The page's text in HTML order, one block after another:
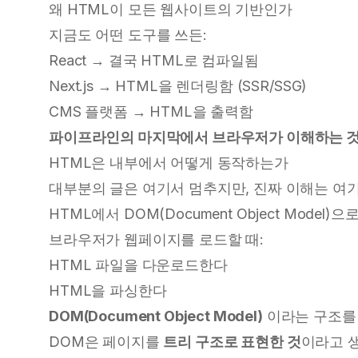
왜 HTML이 모든 웹사이트의 기반인가
지금도 어떤 도구를 쓰든:
React → 결국 HTML로 컴파일됨
Next.js → HTML을 렌더링함 (SSR/SSG)
CMS 플랫폼 → HTML을 출력함
파이프라인의 마지막에서 브라우저가 이해하는
HTML은 내부에서 어떻게 동작하는가
대부분의 글은 여기서 멈추지만, 진짜 이해는 여
HTML에서 DOM(Document Object Model)으
브라우저가 웹페이지를 로드할 때:
HTML 파일을 다운로드한다
HTML을 파싱한다
DOM(Document Object Model) 이라는 구조
DOM은 페이지를 트리 구조로 표현한 것이라고